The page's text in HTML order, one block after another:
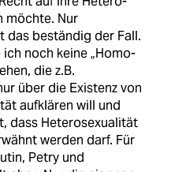
möchte. Nur
das beständig der Fall.
noch keine „Homo-
die z.B.
über die Existenz von
aufklären will und
dass Heterosexualität
werden darf. Für
Petry und